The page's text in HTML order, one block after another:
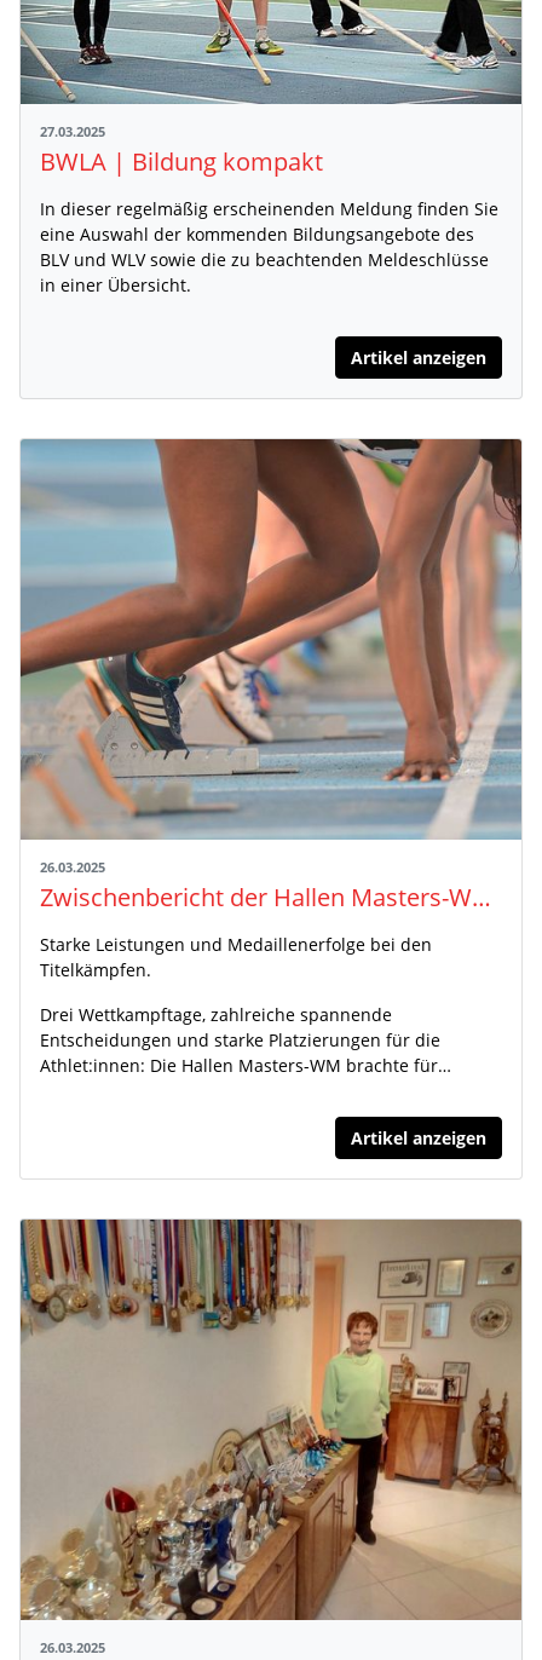
27.03.2025
BWLA | Bildung kompakt
In dieser regelmäßig erscheinenden Meldung finden Sie
eine Auswahl der kommenden Bildungsangebote des
BLV und WLV sowie die zu beachtenden Meldeschlüsse
in einer Übersicht.
Artikel anzeigen
26.03.2025
Zwischenbericht der Hallen Masters-WM 2025 in Gainesville, Florida
Starke Leistungen und Medaillenerfolge bei den
Titelkämpfen.
Drei Wettkampftage, zahlreiche spannende
Entscheidungen und starke Platzierungen für die
Athlet:innen: Die Hallen Masters-WM brachte für…
Artikel anzeigen
26.03.2025